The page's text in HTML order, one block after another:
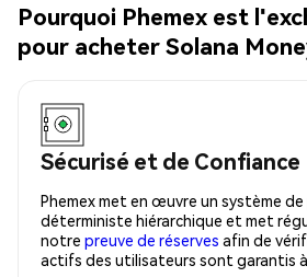
Pourquoi Phemex est
pour acheter Solana
Sécurisé et de Confiance
Phemex met en œuvre un système
déterministe hiérarchique et met
notre preuve de réserves afin de
actifs des utilisateurs sont garantis